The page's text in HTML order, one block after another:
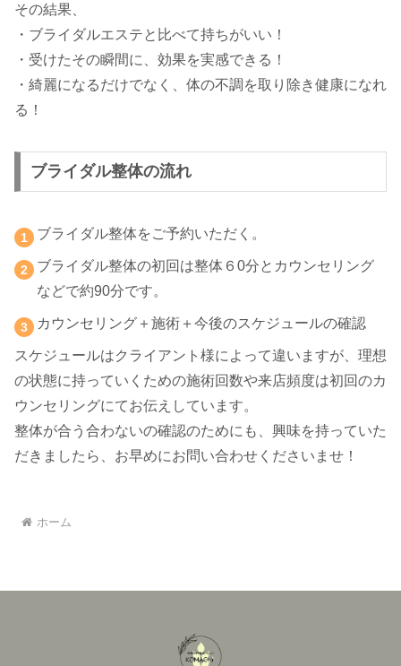
その結果、
・ブライダルエステと比べて持ちがいい！
・受けたその瞬間に、効果を実感できる！
・綺麗になるだけでなく、体の不調を取り除き健康になれ
る！
ブライダル整体の流れ
ブライダル整体をご予約いただく。
ブライダル整体の初回は整体６0分とカウンセリング
などで約90分です。
カウンセリング＋施術＋今後のスケジュールの確認
スケジュールはクライアント様によって違いますが、理想
の状態に持っていくための施術回数や来店頻度は初回のカ
ウンセリングにてお伝えしています。
整体が合う合わないの確認のためにも、興味を持っていた
だきましたら、お早めにお問い合わせくださいませ！
ホーム